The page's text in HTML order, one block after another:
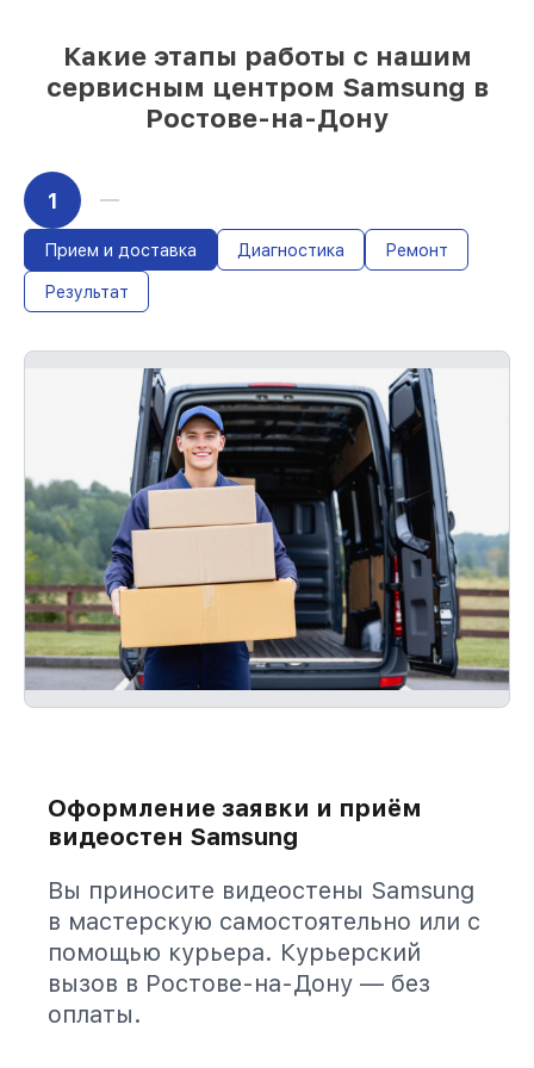
Материальная ответственность за
работы
Мы гарантируем аккуратное выполнение
работ. В случае ошибки с нашей
36 месяцев
талон, мы устраним неисправности
повторно без очереди.
Какие этапы работы с нашим
сервисным центром Samsung в
Ростове-на-Дону
1
Прием и доставка Диагностика Ремонт
Результат
Оформление заявки и приём
видеостен Samsung
Вы приносите видеостены Samsung
в мастерскую самостоятельно или с
помощью курьера. Курьерский
вызов в Ростове-на-Дону — без
оплаты.